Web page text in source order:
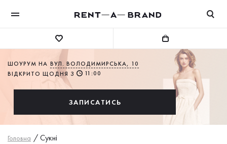
ШОУРУМ НА ВУЛ. ВОЛОДИМИРСЬКА, 10
ВІДКРИТО ЩОДНЯ З
11:00
ЗАПИСАТИСЬ
Головна /Сукнi